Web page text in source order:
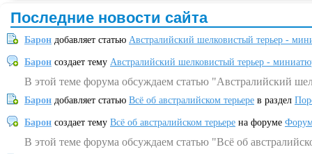
Последние новости сайта
Барон добавляет статью Австралийский шелковистый терьер -
Барон создает тему Австралийский шелковистый терьер -
В этой теме форума обсуждаем статью "Австралийский
Барон добавляет статью Всё об австралийском терьере в раздел
Барон создает тему Всё об австралийском терьере на форуме
В этой теме форума обсуждаем статью "Всё об